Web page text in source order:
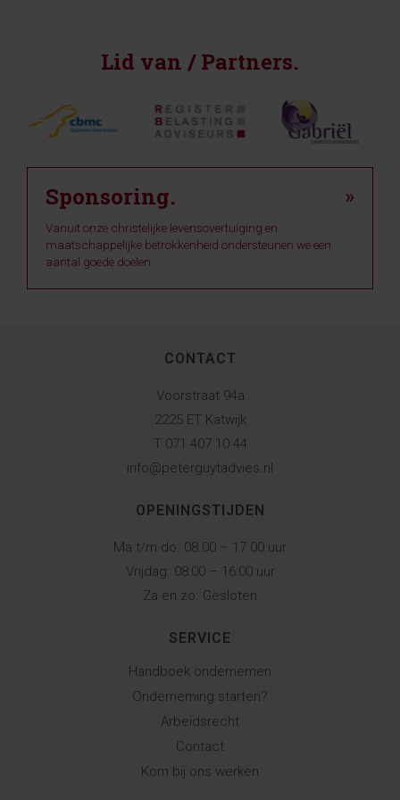
Lid van / Partners.
Sponsoring. »
Vanuit onze christelijke levensovertuiging en
maatschappelijke betrokkenheid ondersteunen we een
aantal goede doelen.
CONTACT
Voorstraat 94a
2225 ET Katwijk
T 071 407 10 44
info@peterguytadvies.nl
OPENINGSTIJDEN
Ma t/m do: 08.00 – 17.00 uur
Vrijdag: 08:00 – 16:00 uur
Za en zo: Gesloten
SERVICE
Handboek ondernemen
Onderneming starten?
Arbeidsrecht
Contact
Kom bij ons werken